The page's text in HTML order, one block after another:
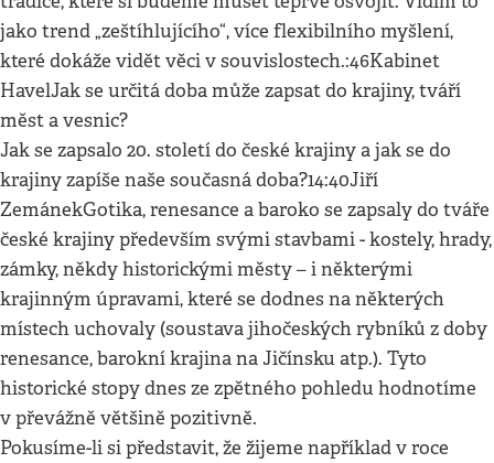
jako trend „zeštíhlujícího“, více flexibilního myšlení,
které dokáže vidět věci v souvislostech.:46Kabinet
HavelJak se určitá doba může zapsat do krajiny, tváří
měst a vesnic?
Jak se zapsalo 20. století do české krajiny a jak se do
krajiny zapíše naše současná doba?14:40Jiří
ZemánekGotika, renesance a baroko se zapsaly do tváře
české krajiny především svými stavbami - kostely, hrady,
zámky, někdy historickými městy – i některými
krajinným úpravami, které se dodnes na některých
místech uchovaly (soustava jihočeských rybníků z doby
renesance, barokní krajina na Jičínsku atp.). Tyto
historické stopy dnes ze zpětného pohledu hodnotíme
v převážně většině pozitivně.
Pokusíme-li si představit, že žijeme například v roce